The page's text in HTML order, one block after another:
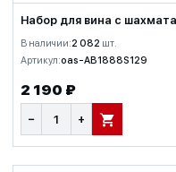
Набор для вина с
В наличии:2 082 шт.
Артикул:oas-AB1888S129
2 190 ₽
− + В КОРЗИНУ